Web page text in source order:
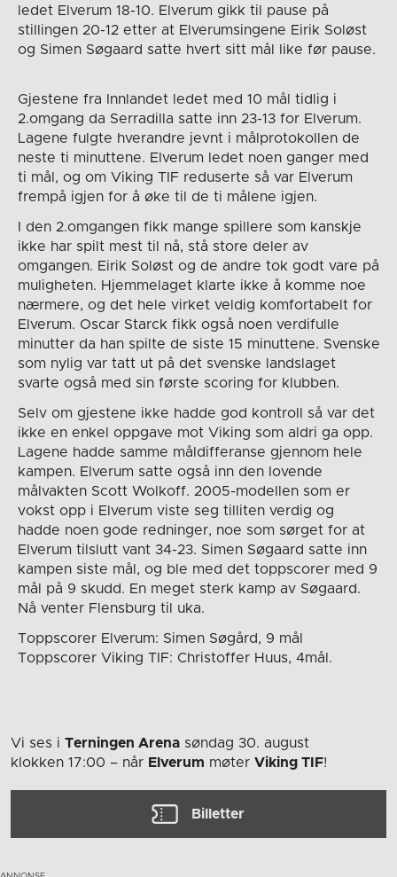
ledet Elverum 18-10. Elverum gikk til pause på
stillingen 20-12 etter at Elverumsingene Eirik Soløst
og Simen Søgaard satte hvert sitt mål like før pause.
Gjestene fra Innlandet ledet med 10 mål tidlig i
2.omgang da Serradilla satte inn 23-13 for Elverum.
Lagene fulgte hverandre jevnt i målprotokollen de
neste ti minuttene. Elverum ledet noen ganger med
ti mål, og om Viking TIF reduserte så var Elverum
frempå igjen for å øke til de ti målene igjen.
I den 2.omgangen fikk mange spillere som kanskje
ikke har spilt mest til nå, stå store deler av
omgangen. Eirik Soløst og de andre tok godt vare på
muligheten. Hjemmelaget klarte ikke å komme noe
nærmere, og det hele virket veldig komfortabelt for
Elverum. Oscar Starck fikk også noen verdifulle
minutter da han spilte de siste 15 minuttene. Svenske
som nylig var tatt ut på det svenske landslaget
svarte også med sin første scoring for klubben.
Selv om gjestene ikke hadde god kontroll så var det
ikke en enkel oppgave mot Viking som aldri ga opp.
Lagene hadde samme måldifferanse gjennom hele
kampen. Elverum satte også inn den lovende
målvakten Scott Wolkoff. 2005-modellen som er
vokst opp i Elverum viste seg tilliten verdig og
hadde noen gode redninger, noe som sørget for at
Elverum tilslutt vant 34-23. Simen Søgaard satte inn
kampen siste mål, og ble med det toppscorer med 9
mål på 9 skudd. En meget sterk kamp av Søgaard.
Nå venter Flensburg til uka.
Toppscorer Elverum: Simen Søgård, 9 mål
Toppscorer Viking TIF: Christoffer Huus, 4mål.
Vi ses i Terningen Arena søndag 30. august
klokken 17:00 – når Elverum møter Viking TIF!
Billetter